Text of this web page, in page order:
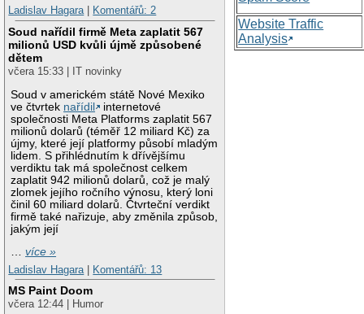
Ladislav Hagara| Komentářů: 2
Soud nařídil firmě Meta zaplatit 567
milionů USD kvůli újmě způsobené
dětem
včera 15:33 | IT novinky
Soud v americkém státě Nové Mexiko
ve čtvrtek nařídil
internetové
společnosti Meta Platforms zaplatit 567
milionů dolarů (téměř 12 miliard Kč) za
újmy, které její platformy působí mladým
lidem. S přihlédnutím k dřívějšímu
verdiktu tak má společnost celkem
zaplatit 942 milionů dolarů, což je malý
zlomek jejího ročního výnosu, který loni
činil 60 miliard dolarů. Čtvrteční verdikt
firmě také nařizuje, aby změnila způsob,
jakým její
…více »
Ladislav Hagara
Komentářů: 13
MS Paint Doom
včera 12:44 | Humor
Website Traffic
Analysis